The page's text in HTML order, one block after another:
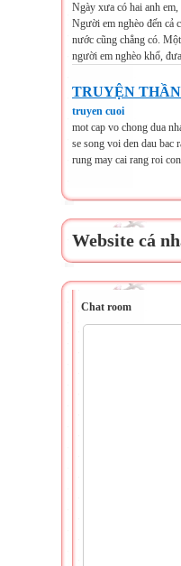
Ngày xưa có hai anh
Người em nghèo đến cả
nước cũng chẳng có.
người em nghèo khổ,
TRUYỆN
truyen cuoi
mot cap vo chong dua
se song voi den dau bac
rung may cai rang roi
Website cá
Chat room